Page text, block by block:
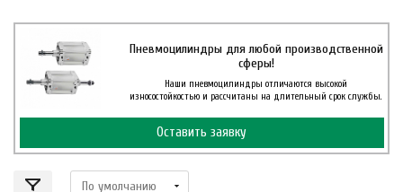
Пневмоцилиндры для любой производственной
сферы!
Наши пневмоцилиндры отличаются высокой
износостойкостью и рассчитаны на длительный срок службы.
Оставить заявку